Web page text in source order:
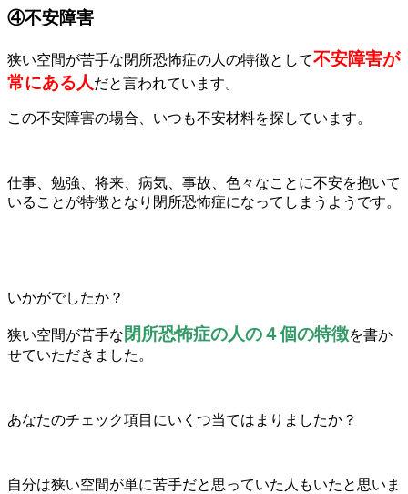
④不安障害
狭い空間が苦手な閉所恐怖症の人の特徴として不安障害が
常にある人 だと言われています。
この不安障害の場合、いつも不安材料を探しています。
仕事、勉強、将来、病気、事故、色々なことに不安を抱いて
いることが特徴となり閉所恐怖症になってしまうようです。
いかがでしたか？
狭い空間が苦手な 閉所恐怖症の人の４個の特徴を書か
せていただきました。
あなたのチェック項目にいくつ当てはまりましたか？
自分は狭い空間が単に苦手だと思っていた人もいたと思いま